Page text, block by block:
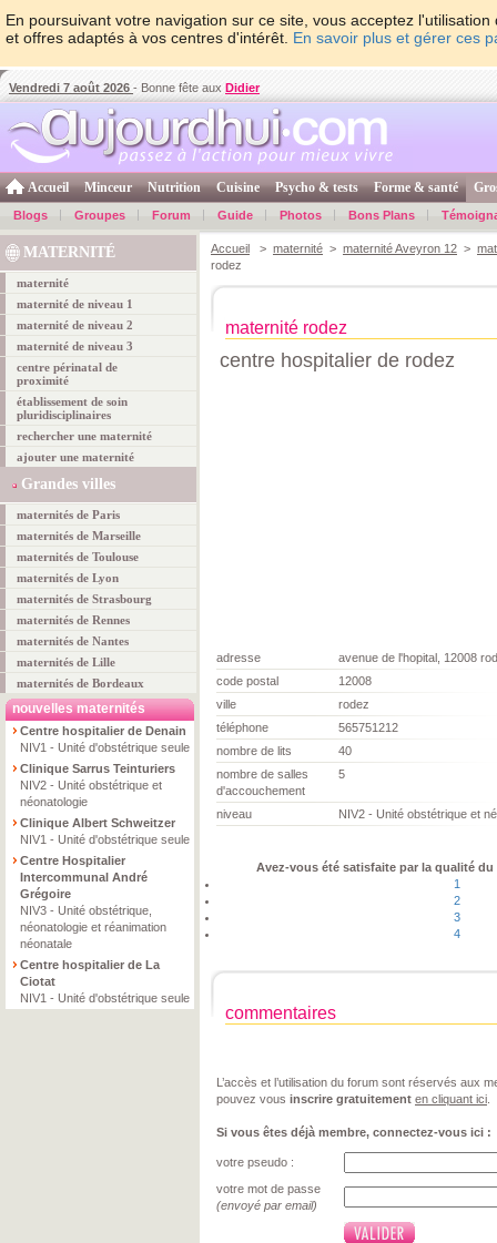
En poursuivant votre navigation sur ce site, vous acceptez
et offres adaptés à vos centres d'intérêt. En savoir plus et gérer ces
Vendredi 7 août 2026 - Bonne fête aux Didier
Accueil Minceur Nutrition Cuisine Psycho & tests Forme & santé
Blogs Groupes Forum Guide Photos Bons Plans
MATERNITÉ
maternité
maternité de niveau 1
maternité de niveau 2
maternité de niveau 3
centre périnatal de
proximité
établissement de soin
pluridisciplinaires
rechercher une maternité
ajouter une maternité
Grandes villes
maternités de Paris
maternités de Marseille
maternités de Toulouse
maternités de Lyon
maternités de Strasbourg
maternités de Rennes
maternités de Nantes
maternités de Lille
maternités de Bordeaux
nouvelles maternités
Centre hospitalier de Denain
NIV1 - Unité d'obstétrique seule
Clinique Sarrus Teinturiers
NIV2 - Unité obstétrique et
néonatologie
Clinique Albert Schweitzer
NIV1 - Unité d'obstétrique seule
Centre Hospitalier
Intercommunal André
Grégoire
NIV3 - Unité obstétrique,
néonatologie et réanimation
néonatale
Centre hospitalier de La
Ciotat
NIV1 - Unité d'obstétrique seule
Accueil > maternité > maternité Aveyron 12 >
rodez
maternité rodez
centre hospitalier de rodez
adresse
avenue de l'hopital, 12008
code postal
12008
ville
rodez
téléphone
565751212
nombre de lits
40
nombre de salles
d'accouchement
5
niveau NIV2 - Unité obstétrique et
Avez-vous été satisfaite par la qualité
1
2
3
4
commentaires
L’accès et l’utilisation du forum sont réservés aux
pouvez vous inscrire gratuitement en cliquant ici
Si vous êtes déjà membre, connectez-vous ici :
votre pseudo :
votre mot de passe
(envoyé par email)